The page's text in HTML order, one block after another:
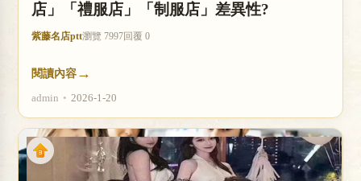
店」「禮服店」「制服店」差異性?
紫藤名店ptt瀏覽 7997回覆 0
閱讀內容 →
admin • 2026-1-20